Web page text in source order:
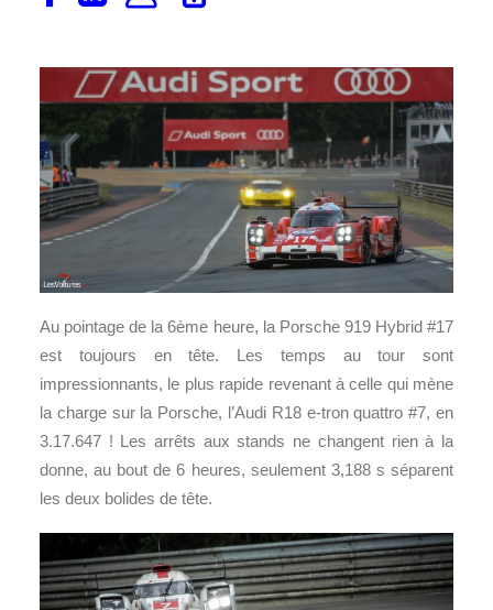
Grand Prix deF1
. Les voitures de tête se tiennent dans
Au pointage de la 6ème heure, la Porsche 919 Hybrid #17
est toujours en tête. Les temps au tour sont
impressionnants, le plus rapide revenant à celle qui mène
la charge sur la Porsche, l’Audi R18 e-tron quattro #7, en
3.17.647 ! Les arrêts aux stands ne changent rien à la
donne, au bout de 6 heures, seulement 3,188 s séparent
les deux bolides de tête.